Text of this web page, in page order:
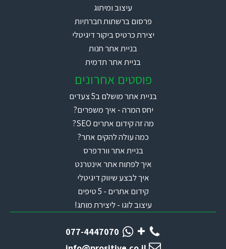
עיצוב ומיתוג
פרסום ברשתות חברתיות
יצירת כרטיס ביקור דיגיטלי
בניית אתר חנות
בניית אתר תדמית
פוסטים אחרונים
בניית אתר מושלם ב5 צעדים
יחס המרה - איך משפרים?
מה זה קידום אתרים SEO?
כמה עולה להקים אתר?
בניית אתר וורדפרס
איך לפתוח אתר אינטרנט
איך לבצע שיווק דיגיטלי
קידום אתרים - 5 טיפים
עיצוב לוגו - ליצירת מותג!
077-4447070